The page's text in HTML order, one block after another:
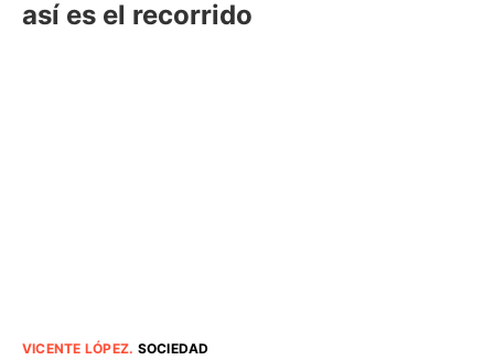
así es el recorrido
VICENTE LÓPEZ. SOCIEDAD